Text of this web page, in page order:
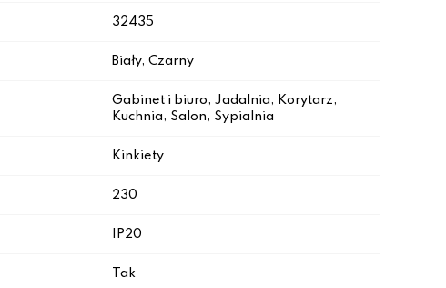
32435
Biały, Czarny
Gabinet i biuro, Jadalnia, Korytarz,
Kuchnia, Salon, Sypialnia
Kinkiety
230
IP20
Tak